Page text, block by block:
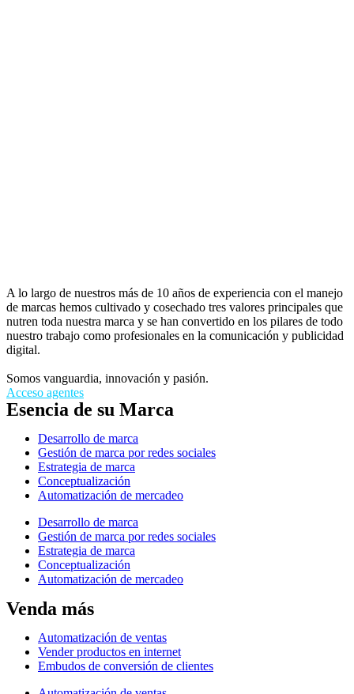
A lo largo de nuestros más de 10 años de experiencia con el manejo
de marcas hemos cultivado y cosechado tres valores principales que
nutren toda nuestra marca y se han convertido en los pilares de todo
nuestro trabajo como profesionales en la comunicación y publicidad
digital.
Somos vanguardia, innovación y pasión.
Acceso agentes
Esencia de su Marca
Desarrollo de marca
Gestión de marca por redes sociales
Estrategia de marca
Conceptualización
Automatización de mercadeo
Desarrollo de marca
Gestión de marca por redes sociales
Estrategia de marca
Conceptualización
Automatización de mercadeo
Venda más
Automatización de ventas
Vender productos en internet
Embudos de conversión de clientes